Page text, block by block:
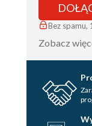
Bez
Zobacz